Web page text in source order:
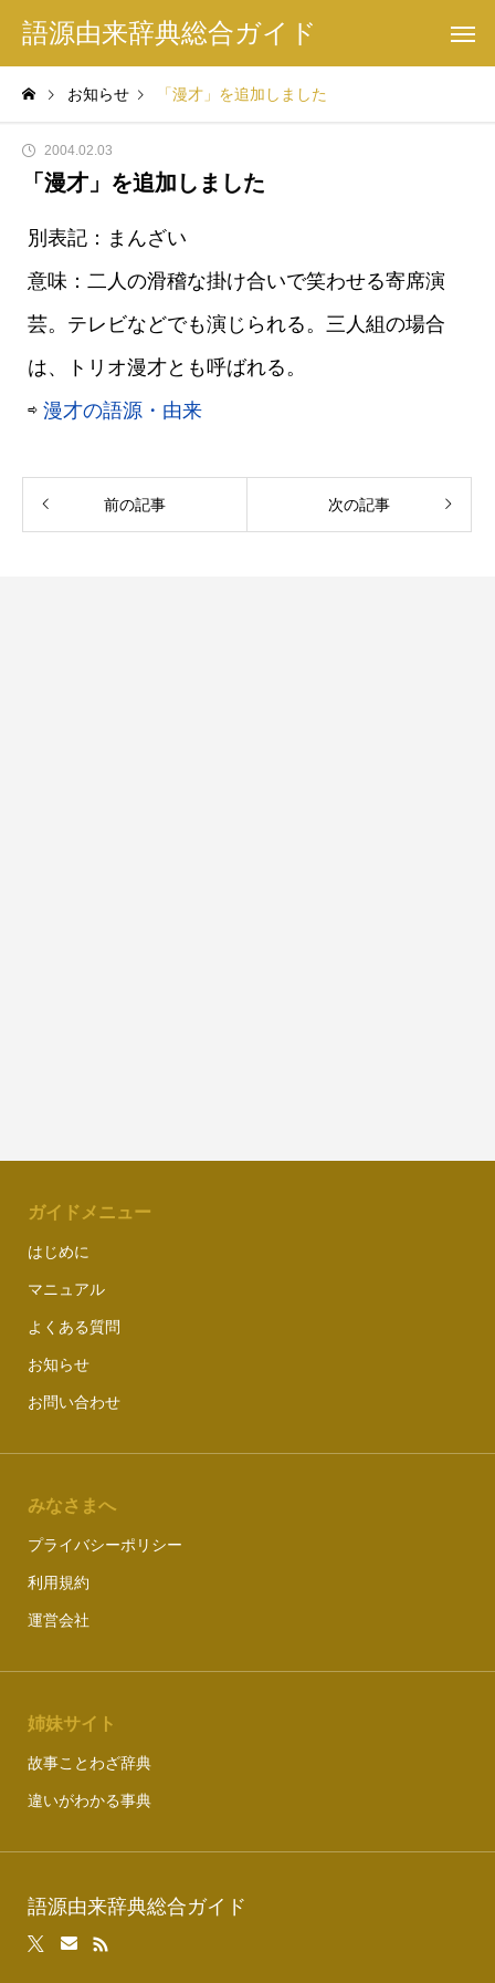
語源由来辞典総合ガイド
お知らせ 「漫才」を追加しました
2004.02.03
「漫才」を追加しました
別表記：まんざい
意味：二人の滑稽な掛け合いで笑わせる寄席演
芸。テレビなどでも演じられる。三人組の場合
は、トリオ漫才とも呼ばれる。
⇨ 漫才の語源・由来
前の記事 次の記事
ガイドメニュー
はじめに
マニュアル
よくある質問
お知らせ
お問い合わせ
みなさまへ
プライバシーポリシー
利用規約
運営会社
姉妹サイト
故事ことわざ辞典
違いがわかる事典
語源由来辞典総合ガイド